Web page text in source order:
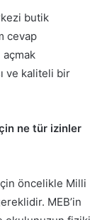
butik
cevap
ve kaliteli bir
ne tür izinler
öncelikle Milli
MEB’in